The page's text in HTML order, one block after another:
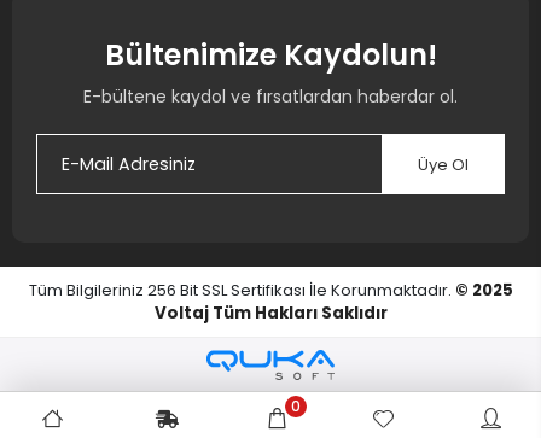
Bültenimize Kaydolun!
E-bültene kaydol ve fırsatlardan haberdar ol.
Üye Ol
Tüm Bilgileriniz 256 Bit SSL Sertifikası İle Korunmaktadır. © 2025
Voltaj Tüm Hakları Saklıdır
0